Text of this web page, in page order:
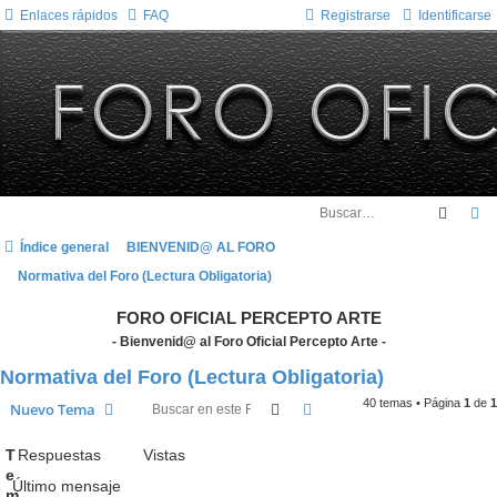
Enlaces rápidos FAQ Identificarse
Registrarse
Índice general
BIENVENID@ AL FORO
Normativa del Foro (Lectura Obligatoria)
FORO OFICIAL PERCEPTO ARTE
- Bienvenid@ al Foro Oficial Percepto Arte -
Normativa del Foro (Lectura Obligatoria)
Nuevo Tema Buscar Búsqueda avanzada
40 temas • Página 1 de 1
T
e
Respuestas
Vistas
Último mensaje